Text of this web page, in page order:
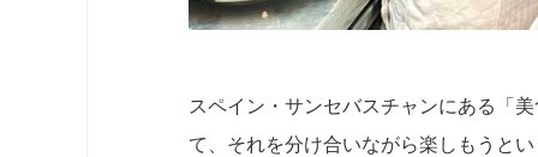
スペイン・サンセバスチャンにある「
て、それを分け合いながら楽しもうと